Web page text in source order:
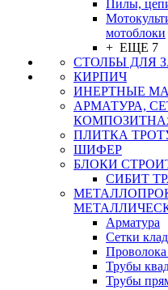
Пилы,
мотоблоки
+ ЕЩЕ 7
СТОЛБЫ ДЛЯ
КИРПИЧ
ИНЕРТНЫЕ
АРМАТУРА,
ПЛИТКА
ШИФЕР
БЛОКИ
СИБИТ
Арматура
Сетки
Проволока
Трубы
Трубы